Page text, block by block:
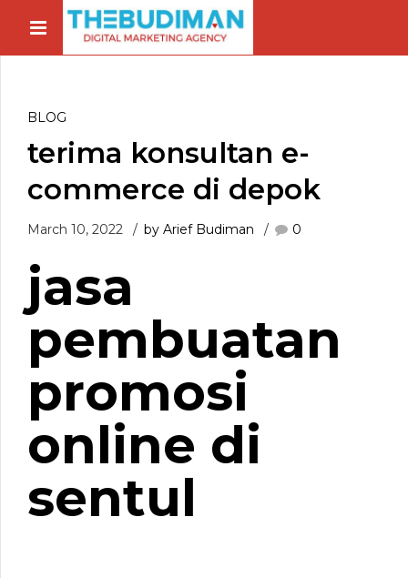
BLOG
terima konsultan e-
commerce di depok
March 10, 2022 by Arief Budiman 0
jasa
pembuatan
promosi
online di
sentul